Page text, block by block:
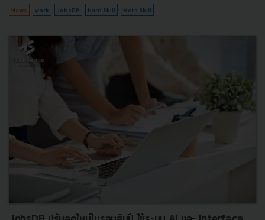
News work JobsDB Hard Skill Meta Skill